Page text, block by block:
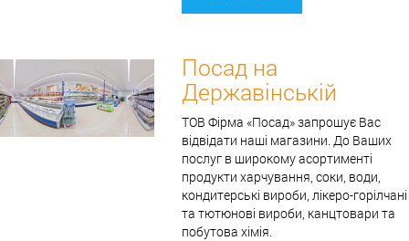
Посад на
Державінській
ТОВ Фірма «Посад» запрошує Вас
відвідати наші магазини. До Ваших
послуг в широкому асортименті
продукти харчування, соки, води,
кондитерські вироби, лікеро-горілчані
та тютюнові вироби, канцтовари та
побутова хімія.